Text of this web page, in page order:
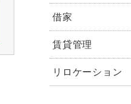
借家
賃貸管理
リロケーション